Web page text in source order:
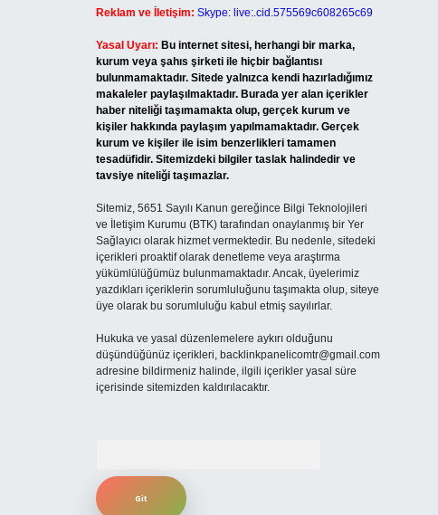
Reklam ve İletişim: Skype: live:.cid.575569c608265c69
Yasal Uyarı: Bu internet sitesi, herhangi bir marka,
kurum veya şahıs şirketi ile hiçbir bağlantısı
bulunmamaktadır. Sitede yalnızca kendi hazırladığımız
makaleler paylaşılmaktadır. Burada yer alan içerikler
haber niteliği taşımamakta olup, gerçek kurum ve
kişiler hakkında paylaşım yapılmamaktadır. Gerçek
kurum ve kişiler ile isim benzerlikleri tamamen
tesadüfidir. Sitemizdeki bilgiler taslak halindedir ve
tavsiye niteliği taşımazlar.
Sitemiz, 5651 Sayılı Kanun gereğince Bilgi Teknolojileri
ve İletişim Kurumu (BTK) tarafından onaylanmış bir Yer
Sağlayıcı olarak hizmet vermektedir. Bu nedenle, sitedeki
içerikleri proaktif olarak denetleme veya araştırma
yükümlülüğümüz bulunmamaktadır. Ancak, üyelerimiz
yazdıkları içeriklerin sorumluluğunu taşımakta olup, siteye
üye olarak bu sorumluluğu kabul etmiş sayılırlar.
Hukuka ve yasal düzenlemelere aykırı olduğunu
düşündüğünüz içerikleri, backlinkpanelicomtr@gmail.com
adresine bildirmeniz halinde, ilgili içerikler yasal süre
içerisinde sitemizden kaldırılacaktır.